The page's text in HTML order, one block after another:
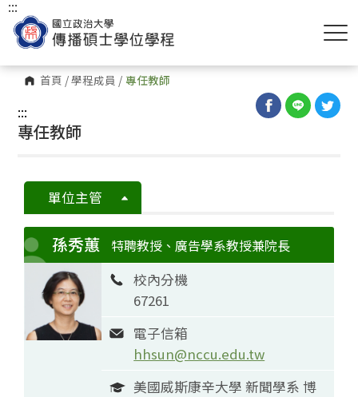
首頁 /學程成員 / 專任教師
:::
:::
專任教師
單位主管
孫秀蕙 特聘教授、廣告學系教授兼院長
校內分機
67261
電子信箱
hhsun@nccu.edu.tw
美國威斯康辛大學 新聞學系 博